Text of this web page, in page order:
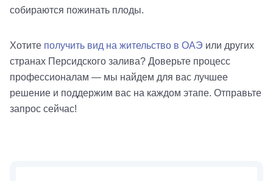
собираются пожинать плоды.
Хотите получить вид на жительство в ОАЭ или других
странах Персидского залива? Доверьте процесс
профессионалам — мы найдем для вас лучшее
решение и поддержим вас на каждом этапе. Отправьте
запрос сейчас!